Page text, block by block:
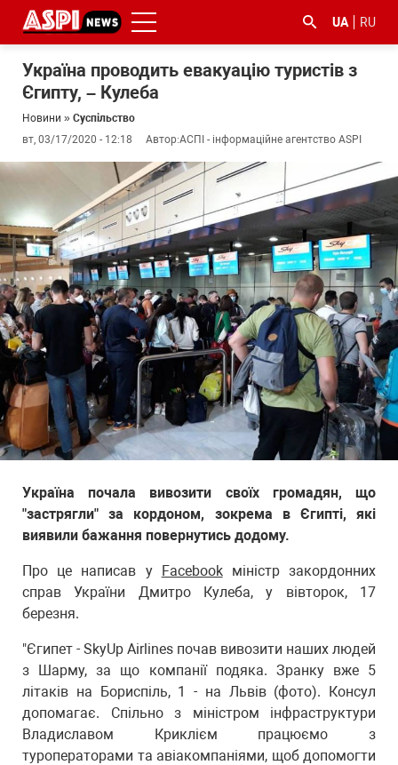
UA RU
Україна проводить евакуацію туристів з
Єгипту, – Кулеба
Новини » Суспільство
вт, 03/17/2020 - 12:18
Автор:АСПІ - інформаційне агентство ASPI
Україна почала вивозити своїх громадян, що
"застрягли" за кордоном, зокрема в Єгипті, які
виявили бажання повернутись додому.
Про це написав у Facebookміністр закордонних
справ України Дмитро Кулеба, у вівторок, 17
березня.
"Єгипет - SkyUp Airlines почав вивозити наших людей
з Шарму, за що компанії подяка. Зранку вже 5
літаків на Бориспіль, 1 - на Львів (фото). Консул
допомагає. Спільно з міністром інфраструктури
Владиславом Криклієм працюємо з
туроператорами та авіакомпаніями, щоб допомогти
#ООС
#боротьба
з
корупцією
#ДФС #Київ #коронавірус